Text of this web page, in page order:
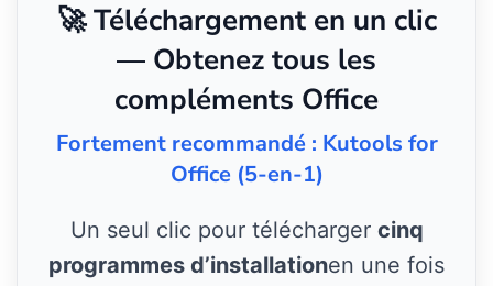
🚀 Téléchargement en un clic
— Obtenez tous les
compléments Office
Fortement recommandé : Kutools for
Office (5-en-1)
Un seul clic pour télécharger cinq
programmes d’installationen une fois